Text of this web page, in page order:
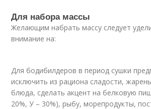
Для набора массы
Желающим набрать массу следует
внимание на:
Для бодибилдеров в период сушки
исключить из рациона сладости,
блюда, сделать акцент на белковую
20%, У – 30%), рыбу, морепродукты,